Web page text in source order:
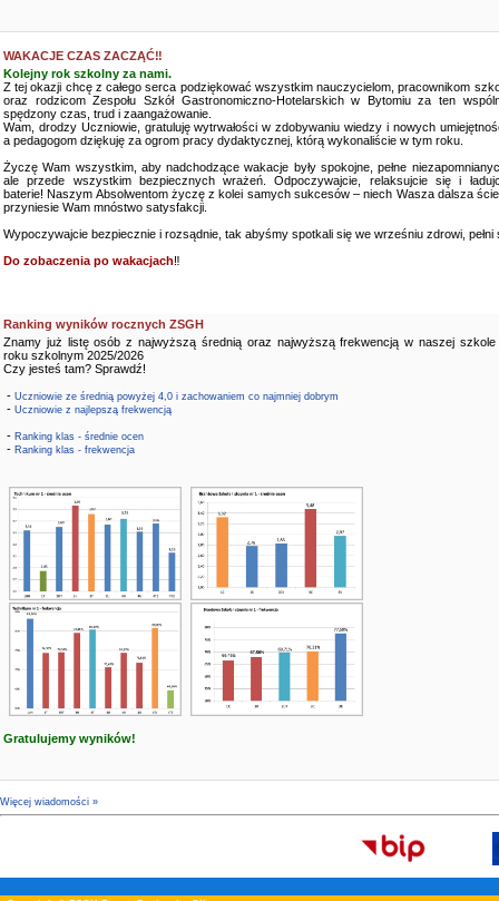
WAKACJE CZAS ZACZĄĆ‼️
Kolejny rok szkolny za nami.
Z tej okazji chcę z całego serca podziękować wszystkim nauczycielom, pracownikom
oraz rodzicom Zespołu Szkół Gastronomiczno-Hotelarskich w Bytomiu za ten
spędzony czas, trud i zaangażowanie.
Wam, drodzy Uczniowie, gratuluję wytrwałości w zdobywaniu wiedzy i nowych
a pedagogom dziękuję za ogrom pracy dydaktycznej, którą wykonaliście w tym roku.
Życzę Wam wszystkim, aby nadchodzące wakacje były spokojne, pełne
ale przede wszystkim bezpiecznych wrażeń. Odpoczywajcie, relaksujcie się i
baterie! Naszym Absolwentom życzę z kolei samych sukcesów – niech Wasza dalsza
przyniesie Wam mnóstwo satysfakcji.
Wypoczywajcie bezpiecznie i rozsądnie, tak abyśmy spotkali się we wrześniu zdrowi, pełni
Do zobaczenia po wakacjach‼️
Ranking wyników rocznych ZSGH
Znamy już listę osób z najwyższą średnią oraz najwyższą frekwencją w naszej szkole
roku szkolnym 2025/2026
Czy jesteś tam? Sprawdź!
- Uczniowie ze średnią powyżej 4,0 i zachowaniem co najmniej dobrym
- Uczniowie z najlepszą frekwencją
- Ranking klas - średnie ocen
- Ranking klas - frekwencja
Gratulujemy wyników!
Więcej wiadomości »